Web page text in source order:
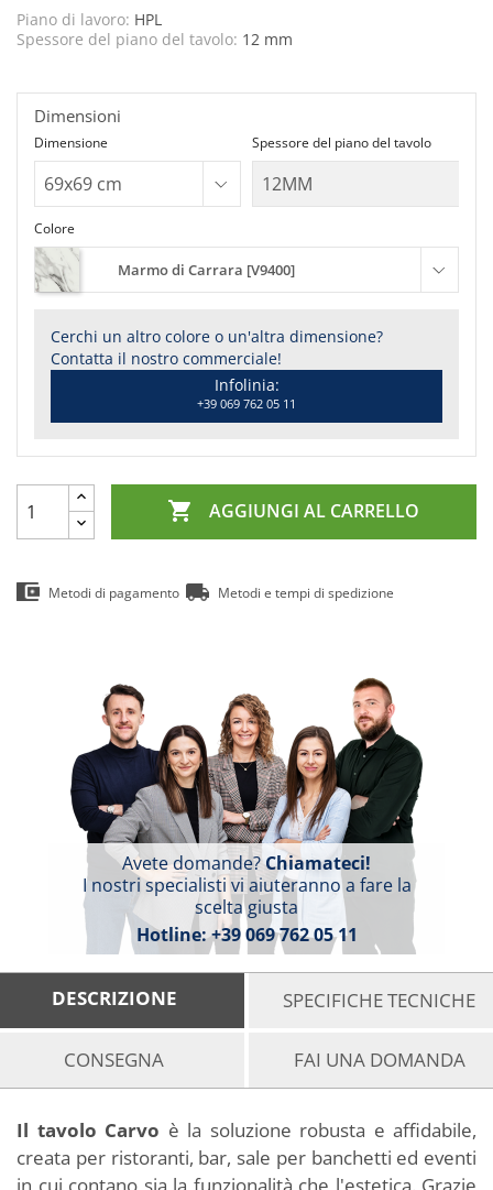
Piano di lavoro: HPL
Spessore del piano del tavolo: 12 mm
Colore
Marmo di Carrara [V9400]
Cerchi un altro colore o un'altra dimensione?
Contatta il nostro commerciale!
Infolinia:
+39 069 762 05 11
Dimensione Spessore del piano del tavolo
Dimensioni
 AGGIUNGI AL CARRELLO
Metodi di pagamento Metodi e tempi di spedizione
Avete domande?Chiamateci!
I nostri specialisti vi aiuteranno a fare la
scelta giusta
Hotline:+39 069 762 05 11
DESCRIZIONE SPECIFICHE TECNICHE
CONSEGNA FAI UNA DOMANDA
Il tavolo Carvo è la soluzione robusta e affidabile,
creata per ristoranti, bar, sale per banchetti ed eventi
in cui contano sia la funzionalità che l'estetica. Grazie